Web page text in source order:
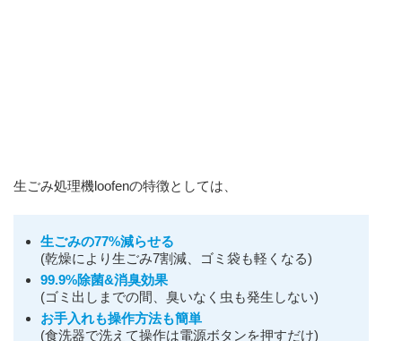
生ごみ処理機loofenの特徴としては、
生ごみの77%減らせる
(乾燥により生ごみ7割減、ゴミ袋も軽くなる)
99.9%除菌&消臭効果
(ゴミ出しまでの間、臭いなく虫も発生しない)
お手入れも操作方法も簡単
(食洗器で洗えて操作は電源ボタンを押すだけ)